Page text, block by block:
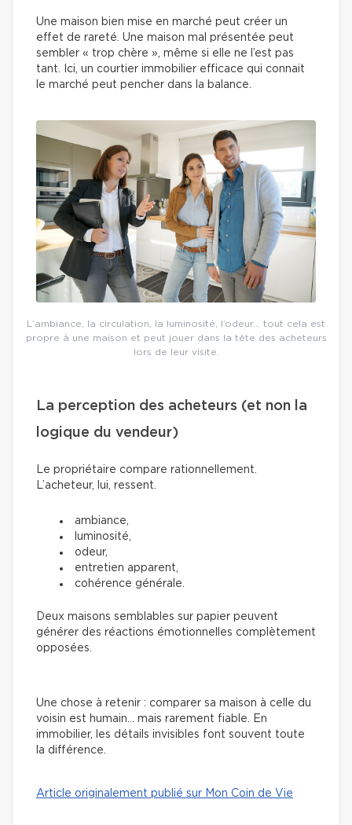
Une maison bien mise en marché peut créer un
effet de rareté. Une maison mal présentée peut
sembler « trop chère », même si elle ne l’est pas
tant. Ici, un courtier immobilier efficace qui connait
le marché peut pencher dans la balance.
L’ambiance, la circulation, la luminosité, l’odeur… tout cela est
propre à une maison et peut jouer dans la tête des acheteurs
lors de leur visite.
La perception des acheteurs (et non la
logique du vendeur)
Le propriétaire compare rationnellement.
L’acheteur, lui, ressent.
ambiance,
luminosité,
odeur,
entretien apparent,
cohérence générale.
Deux maisons semblables sur papier peuvent
générer des réactions émotionnelles complètement
opposées.
Une chose à retenir : comparer sa maison à celle du
voisin est humain… mais rarement fiable. En
immobilier, les détails invisibles font souvent toute
la différence.
Article originalement publié sur Mon Coin de Vie